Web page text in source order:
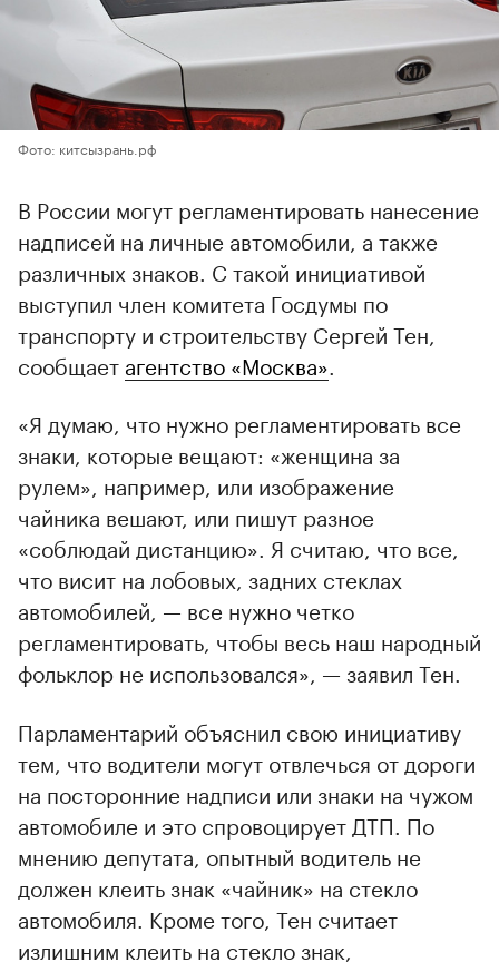
Фото: китсызрань.рф
В России могут регламентировать нанесение
надписей на личные автомобили, а также
различных знаков. С такой инициативой
выступил член комитета Госдумы по
транспорту и строительству Сергей Тен,
сообщает агентство «Москва»
«Я думаю, что нужно регламентировать все
знаки, которые вещают: «женщина за
рулем», например, или изображение
чайника вешают, или пишут разное
«соблюдай дистанцию». Я считаю, что все,
что висит на лобовых, задних стеклах
автомобилей, — все нужно четко
регламентировать, чтобы весь наш народный
фольклор не использовался», — заявил Тен.
00:00 / 00:00
Парламентарий объяснил свою инициативу
тем, что водители могут отвлечься от дороги
на посторонние надписи или знаки на чужом
автомобиле и это спровоцирует ДТП. По
мнению депутата, опытный водитель не
должен клеить знак «чайник» на стекло
автомобиля. Кроме того, Тен считает
излишним клеить на стекло знак,